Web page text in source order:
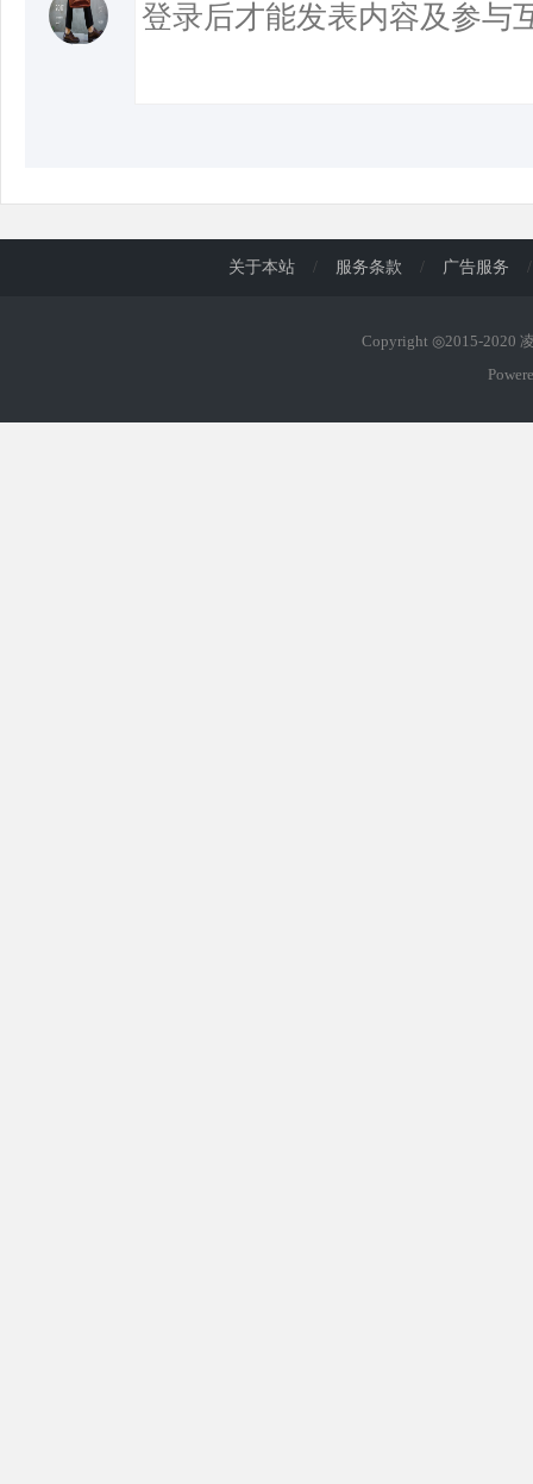
关于本站 / 服务条款 / 广告服务 /
Copyright ◎2015-2020